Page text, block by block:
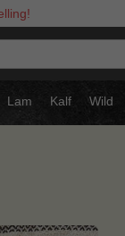
Lam Kalf Wild